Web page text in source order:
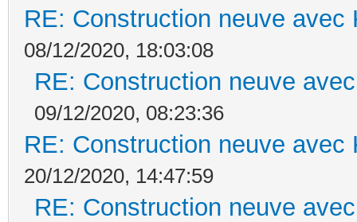
RE: Construction neuve avec
08/12/2020, 18:03:08
RE: Construction neuve
09/12/2020, 08:23:36
RE: Construction neuve avec
20/12/2020, 14:47:59
RE: Construction neuve